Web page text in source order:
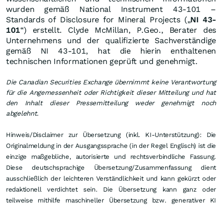
wurden gemäß National Instrument 43-101 –
Standards of Disclosure for Mineral Projects („NI 43-
101“) erstellt. Clyde McMillan, P.Geo., Berater des
Unternehmens und der qualifizierte Sachverständige
gemäß NI 43-101, hat die hierin enthaltenen
technischen Informationen geprüft und genehmigt.
Die Canadian Securities Exchange übernimmt keine Verantwortung
für die Angemessenheit oder Richtigkeit dieser Mitteilung und hat
den Inhalt dieser Pressemitteilung weder genehmigt noch
abgelehnt.
Hinweis/Disclaimer zur Übersetzung (inkl. KI-Unterstützung): Die
Originalmeldung in der Ausgangssprache (in der Regel Englisch) ist die
einzige maßgebliche, autorisierte und rechtsverbindliche Fassung.
Diese deutschsprachige Übersetzung/Zusammenfassung dient
ausschließlich der leichteren Verständlichkeit und kann gekürzt oder
redaktionell verdichtet sein. Die Übersetzung kann ganz oder
teilweise mithilfe maschineller Übersetzung bzw. generativer KI